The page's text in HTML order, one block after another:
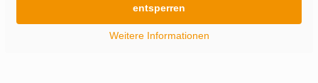
entsperren
Weitere Informationen